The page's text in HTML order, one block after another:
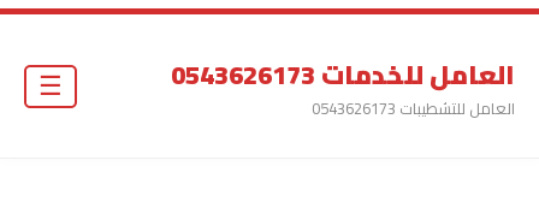
العامل للخدمات 0543626173
العامل للتشطيبات 0543626173